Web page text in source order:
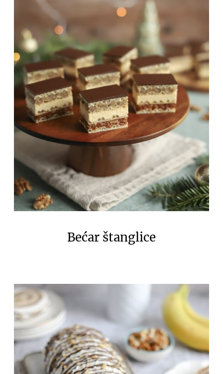
Bećar štanglice